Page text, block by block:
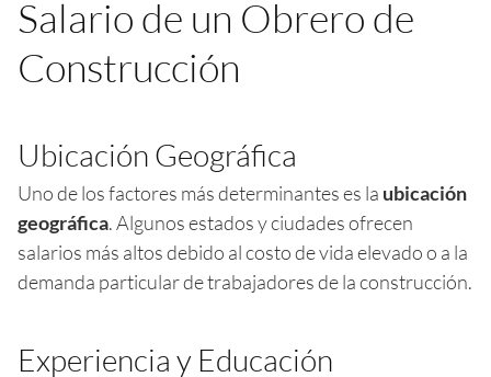
Salario de un Obrero de
Construcción
Ubicación Geográfica
Uno de los factores más determinantes es la ubicación
geográfica. Algunos estados y ciudades ofrecen
salarios más altos debido al costo de vida elevado o a la
demanda particular de trabajadores de la construcción.
Experiencia y Educación